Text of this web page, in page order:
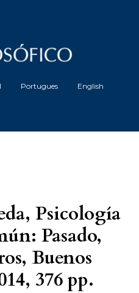
Portugues English
Psicología
Pasado,
Buenos
376 pp.